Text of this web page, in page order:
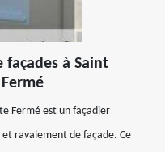
façades à Saint
Fermé est un façadier
ravalement de façade. Ce